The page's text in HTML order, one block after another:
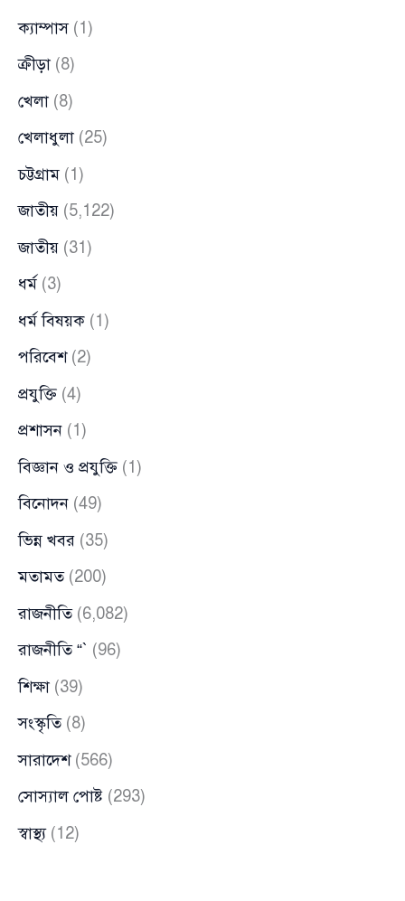
ক্যাম্পাস(1)
ক্রীড়া (8)
খেলা (8)
খেলাধুলা (25)
চট্টগ্রাম (1)
জাতীয় (5,122)
জাতীয় (31)
ধর্ম (3)
ধর্ম বিষয়ক (1)
পরিবেশ(2)
প্রযুক্তি (4)
প্রশাসন (1)
বিজ্ঞান ও প্রযুক্তি (1)
বিনোদন (49)
ভিন্ন খবর (35)
মতামত(200)
রাজনীতি(6,082)
রাজনীতি “` (96)
শিক্ষা (39)
সংস্কৃতি(8)
সারাদেশ(566)
সোস্যাল পোষ্ট (293)
স্বাস্থ্য(12)